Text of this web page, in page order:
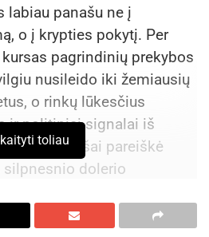
labiau panašu ne į
o į krypties pokytį. Per
pagrindinių prekybos
nusileido iki žemiausių
o rinkų lūkesčius
ir politiniai signalai iš
viešai pareiškė
dolerio
gali nesibaigti.
toliau